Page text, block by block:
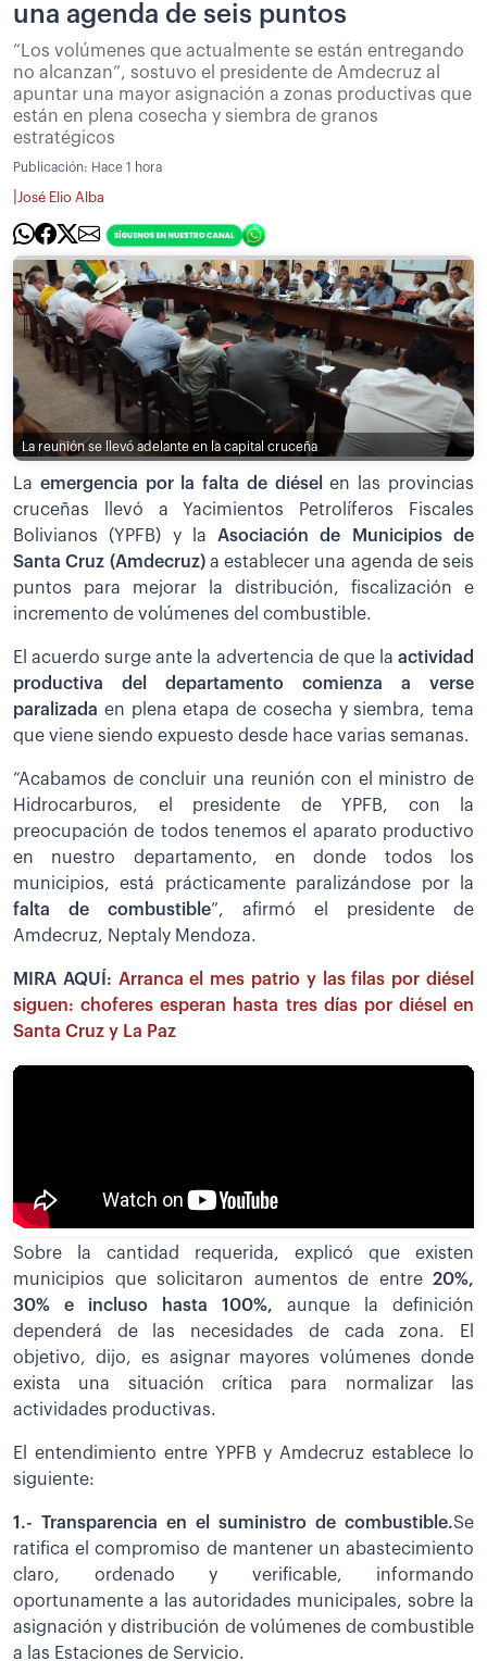
una agenda de seis puntos
“Los volúmenes que actualmente se están entregando
no alcanzan”, sostuvo el presidente de Amdecruz al
apuntar una mayor asignación a zonas productivas que
están en plena cosecha y siembra de granos
estratégicos
Publicación: Hace 1 hora
José Elio Alba
La reunión se llevó adelante en la capital cruceña
La emergencia por la falta de diéselen las provincias
cruceñas llevó a Yacimientos Petrolíferos Fiscales
Bolivianos (YPFB) y laAsociación de Municipios de
Santa Cruz (Amdecruz)a establecer una agenda de seis
puntos para mejorar la distribución, fiscalización e
incremento de volúmenes del combustible.
El acuerdo surge ante la advertencia de que la actividad
productiva del departamento comienza a verse
paralizada en plena etapa de cosecha y siembra, tema
que viene siendo expuesto desde hace varias semanas.
“Acabamos de concluir una reunión con el ministro de
Hidrocarburos, el presidente de YPFB, con la
preocupación de todos tenemos el aparato productivo
en nuestro departamento, en donde todos los
municipios, está prácticamente paralizándose por la
falta de combustible”, afirmó el presidente de
Amdecruz, Neptaly Mendoza.
MIRA AQUÍ: Arranca el mes patrio y las filas por diésel
siguen: choferes esperan hasta tres días por diésel en
Santa Cruz y La Paz
Sobre la cantidad requerida, explicó que existen
municipios que solicitaron aumentos de entre 20%,
30% e incluso hasta 100%, aunque la definición
dependerá de las necesidades de cada zona. El
objetivo, dijo, es asignar mayores volúmenes donde
exista una situación crítica para normalizar las
actividades productivas.
El entendimiento entre YPFB y Amdecruz establece lo
siguiente:
1.- Transparencia en el suministro de combustible.Se
ratifica el compromiso de mantener un abastecimiento
claro, ordenado y verificable, informando
oportunamente a las autoridades municipales, sobre la
asignación y distribución de volúmenes de combustible
a las Estaciones de Servicio.